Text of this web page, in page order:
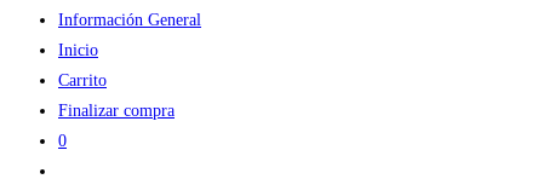
Información General
Inicio
Carrito
Finalizar compra
0